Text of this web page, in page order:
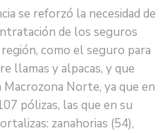
se reforzó la necesidad de
de los seguros
como el seguro para
llamas y alpacas, y que
Norte, ya que en
pólizas, las que en su
zanahorias (54),